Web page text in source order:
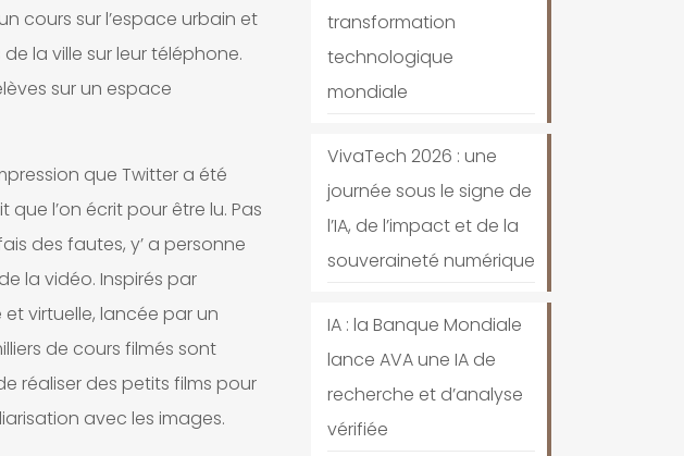
cours sur l’espace urbain et
la ville sur leur téléphone.
sur un espace
que Twitter a été
l’on écrit pour être lu. Pas
des fautes, y’ a personne
la vidéo. Inspirés par
virtuelle, lancée par un
de cours filmés sont
réaliser des petits films pour
avec les images.
transformation
technologique
mondiale
VivaTech 2026 : une
journée sous le signe de
l’IA, de l’impact et de la
souveraineté numérique
IA : la Banque Mondiale
lance AVA une IA de
recherche et d’analyse
vérifiée